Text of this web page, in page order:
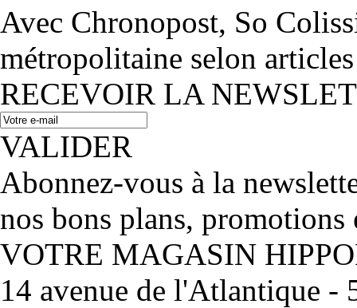
Avec Chronopost, So
métropolitaine selon
RECEVOIR LA
VALIDER
Abonnez-vous à la
nos bons plans, promotions
VOTRE MAGASIN
14 avenue de l'Atlantique -